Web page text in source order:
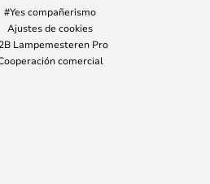
#Yes compañerismo
Ajustes de cookies
Lampemesteren Pro
comercial